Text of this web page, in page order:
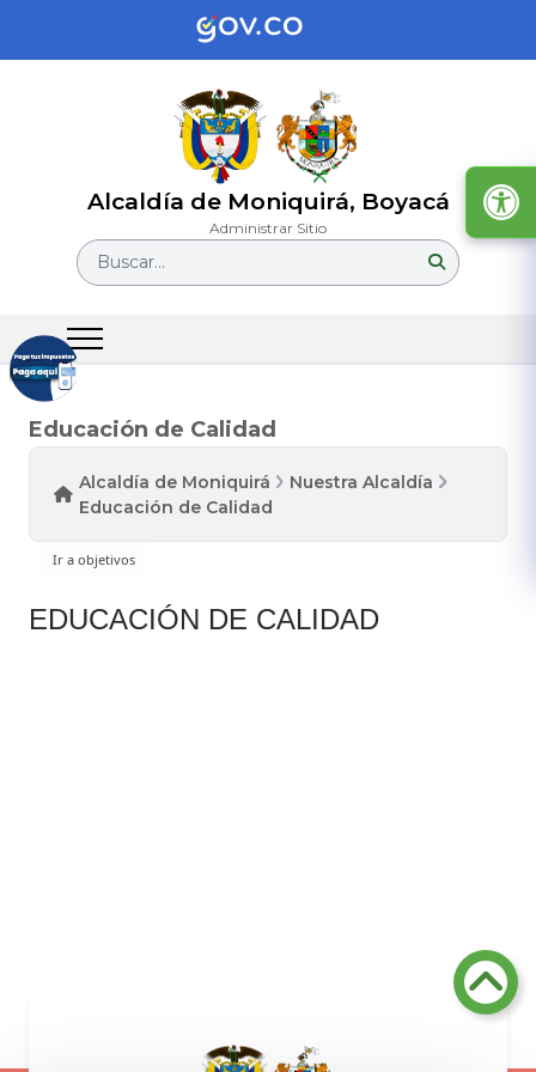
Alcaldía de Moniquirá, Boyacá
Administrar Sitio
Buscar...
Educación de Calidad
Alcaldía de Moniquirá
Nuestra Alcaldía
Educación de Calidad
EDUCACIÓN DE CALIDAD